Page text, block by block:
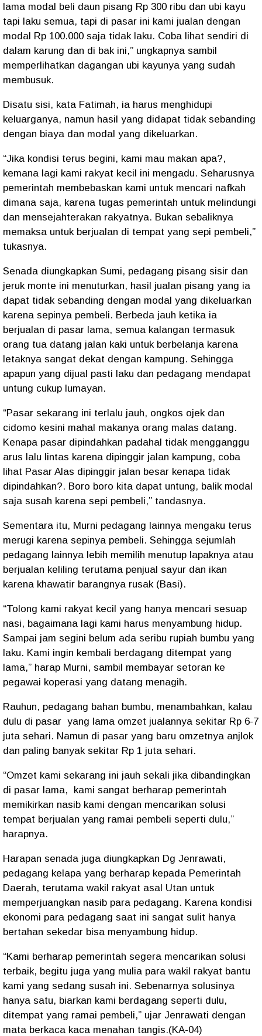
lama modal beli daun pisang Rp 300 ribu dan ubi kayu
tapi laku semua, tapi di pasar ini kami jualan dengan
modal Rp 100.000 saja tidak laku. Coba lihat sendiri di
dalam karung dan di bak ini,” ungkapnya sambil
memperlihatkan dagangan ubi kayunya yang sudah
membusuk.
Disatu sisi, kata Fatimah, ia harus menghidupi
keluarganya, namun hasil yang didapat tidak sebanding
dengan biaya dan modal yang dikeluarkan.
“Jika kondisi terus begini, kami mau makan apa?,
kemana lagi kami rakyat kecil ini mengadu. Seharusnya
pemerintah membebaskan kami untuk mencari nafkah
dimana saja, karena tugas pemerintah untuk melindungi
dan mensejahterakan rakyatnya. Bukan sebaliknya
memaksa untuk berjualan di tempat yang sepi pembeli,”
tukasnya.
Senada diungkapkan Sumi, pedagang pisang sisir dan
jeruk monte ini menuturkan, hasil jualan pisang yang ia
dapat tidak sebanding dengan modal yang dikeluarkan
karena sepinya pembeli. Berbeda jauh ketika ia
berjualan di pasar lama, semua kalangan termasuk
orang tua datang jalan kaki untuk berbelanja karena
letaknya sangat dekat dengan kampung. Sehingga
apapun yang dijual pasti laku dan pedagang mendapat
untung cukup lumayan.
“Pasar sekarang ini terlalu jauh, ongkos ojek dan
cidomo kesini mahal makanya orang malas datang.
Kenapa pasar dipindahkan padahal tidak mengganggu
arus lalu lintas karena dipinggir jalan kampung, coba
lihat Pasar Alas dipinggir jalan besar kenapa tidak
dipindahkan?. Boro boro kita dapat untung, balik modal
saja susah karena sepi pembeli,” tandasnya.
Sementara itu, Murni pedagang lainnya mengaku terus
merugi karena sepinya pembeli. Sehingga sejumlah
pedagang lainnya lebih memilih menutup lapaknya atau
berjualan keliling terutama penjual sayur dan ikan
karena khawatir barangnya rusak (Basi).
“Tolong kami rakyat kecil yang hanya mencari sesuap
nasi, bagaimana lagi kami harus menyambung hidup.
Sampai jam segini belum ada seribu rupiah bumbu yang
laku. Kami ingin kembali berdagang ditempat yang
lama,” harap Murni, sambil membayar setoran ke
pegawai koperasi yang datang menagih.
Rauhun, pedagang bahan bumbu, menambahkan, kalau
dulu di pasar yang lama omzet jualannya sekitar Rp 6-7
juta sehari. Namun di pasar yang baru omzetnya anjlok
dan paling banyak sekitar Rp 1 juta sehari.
“Omzet kami sekarang ini jauh sekali jika dibandingkan
di pasar lama, kami sangat berharap pemerintah
memikirkan nasib kami dengan mencarikan solusi
tempat berjualan yang ramai pembeli seperti dulu,”
harapnya.
Harapan senada juga diungkapkan Dg Jenrawati,
pedagang kelapa yang berharap kepada Pemerintah
Daerah, terutama wakil rakyat asal Utan untuk
memperjuangkan nasib para pedagang. Karena kondisi
ekonomi para pedagang saat ini sangat sulit hanya
bertahan sekedar bisa menyambung hidup.
“Kami berharap pemerintah segera mencarikan solusi
terbaik, begitu juga yang mulia para wakil rakyat bantu
kami yang sedang susah ini. Sebenarnya solusinya
hanya satu, biarkan kami berdagang seperti dulu,
ditempat yang ramai pembeli,” ujar Jenrawati dengan
mata berkaca kaca menahan tangis.(KA-04)